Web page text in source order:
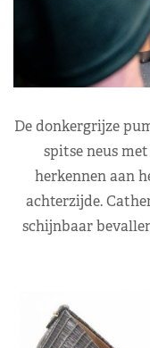
De donkergrijze
spitse neus
herkennen aan
achterzijde.
schijnbaar